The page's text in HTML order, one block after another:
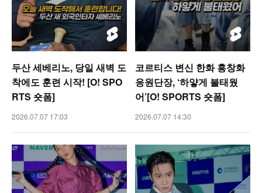
두산 세베리노, 당일 새벽 도
착에도 훈련 시작! [O! SPO
RTS 숏폼]
2026.07.07 17:03
코르티스 변신 한화 홍창화
응원단장, ‘하얗게 불태웠
어’[O! SPORTS 숏폼]
2026.07.07 14:30